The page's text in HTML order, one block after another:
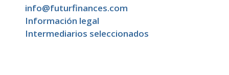
info@futurfinances.com
Información legal
Intermediarios seleccionados